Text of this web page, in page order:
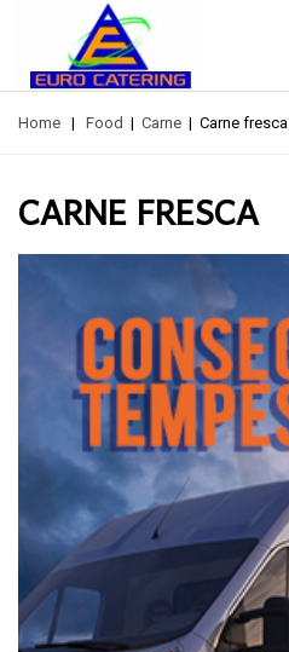
Home | Food | Carne | Carne fresca
CARNE FRESCA